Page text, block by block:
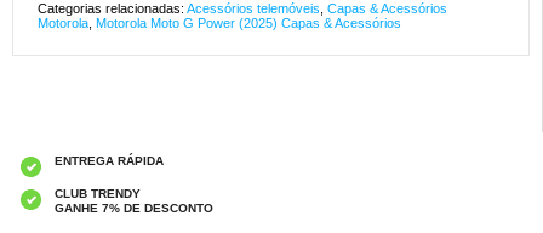
Categorias relacionadas: Acessórios telemóveis Capas & Acessórios
Motorola Motorola Moto G Power (2025) Capas & Acessórios
ENTREGA RÁPIDA
CLUB TRENDY
GANHE 7% DE DESCONTO